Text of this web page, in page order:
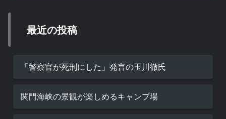
最近の投稿
「警察官が死刑にした」発言の玉川徹氏
関門海峡の景観が楽しめるキャンプ場